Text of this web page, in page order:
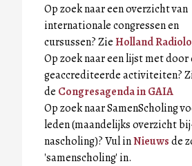
Op zoek naar een overzicht van
internationale congressen en
cursussen? ZieHolland
Op zoek naar een lijst met door
geaccrediteerde activiteiten?
de Congresagenda in GAIA
Op zoek naar SamenScholing
leden (maandelijks overzicht
nascholing)? Vul inNieuwsde
'samenscholing' in.